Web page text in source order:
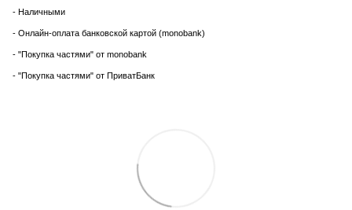
- Наличными
- Онлайн-оплата банковской картой (monobank)
- "Покупка частями" от monobank
- "Покупка частями" от ПриватБанк